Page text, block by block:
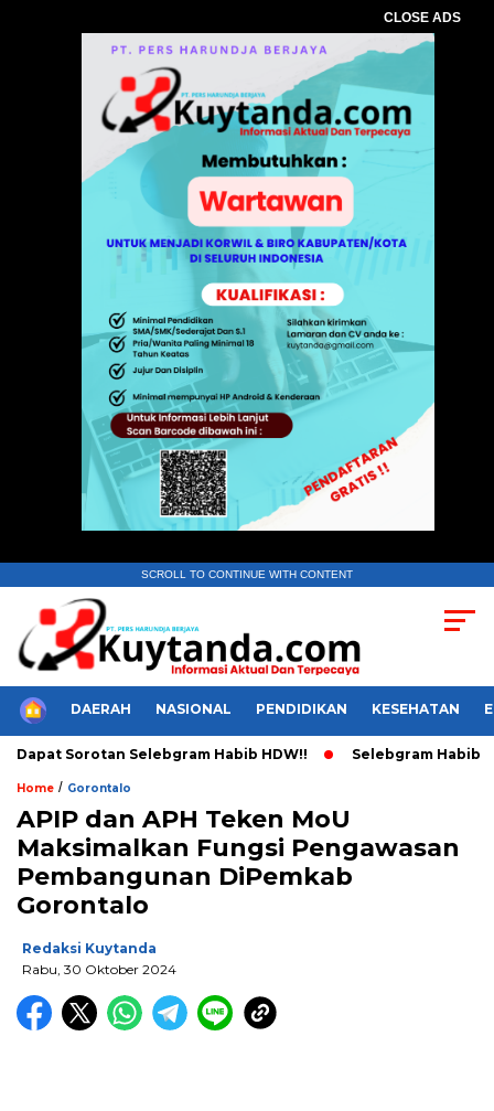
CLOSE ADS
SCROLL TO CONTINUE WITH CONTENT
HOMEDAERAH NASIONAL PENDIDIKAN KESEHATAN
Sorotan Selebgram Habib HDW!! Selebgram Habib
Home / Gorontalo
APIP dan APH Teken MoU
Maksimalkan Fungsi Pengawasan
Pembangunan DiPemkab
Gorontalo
Redaksi Kuytanda
Rabu, 30 Oktober 2024